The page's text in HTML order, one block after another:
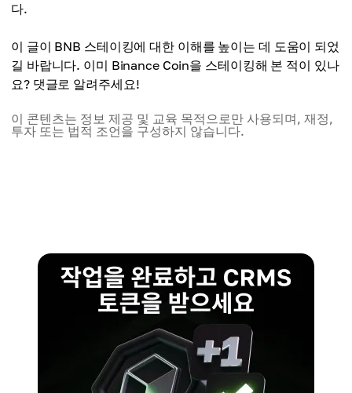
다.
이 글이 BNB 스테이킹에 대한 이해를 높이는 데 도움이 되었
길 바랍니다. 이미 Binance Coin을 스테이킹해 본 적이 있나
요? 댓글로 알려주세요!
이 콘텐츠는 정보 제공 및 교육 목적으로만 사용되며, 재정,
투자 또는 법적 조언을 구성하지 않습니다.